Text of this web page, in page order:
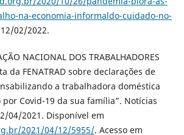
na-economia-informaldo-cuidado-no-
02/2022.
NACIONAL DOS TRABALHADORES
da FENATRAD sobre declarações de
a trabalhadora doméstica
Covid-19 da sua família”. Notícias
04/2021. Disponível em
2021/04/12/5955/. Acesso em